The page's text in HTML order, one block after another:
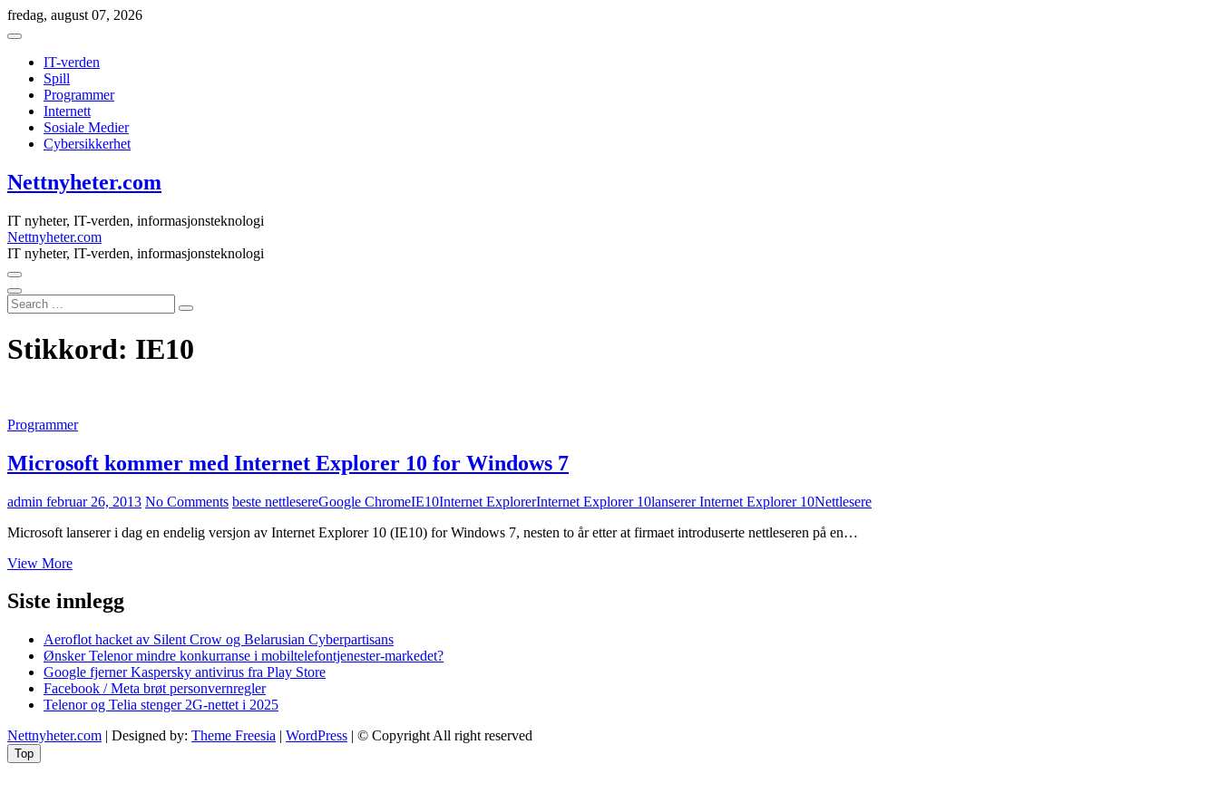
Skip
to
fredag, august 07, 2026
IT-verden
Spill
Programmer
Internett
Sosiale Medier
Cybersikkerhet
Nettnyheter.com
IT nyheter, IT-verden, informasjonsteknologi
Nettnyheter.com
IT nyheter, IT-verden, informasjonsteknologi
Search
…
Stikkord: IE10
Programmer
Microsoft kommer med Internet Explorer 10 for Windows 7
admin februar 26, 2013 No Comments beste nettlesereGoogle ChromeIE10Internet ExplorerInternet Explorer 10lanserer Internet Explorer 10Nettlesere
Microsoft lanserer i dag en endelig versjon av Internet Explorer 10 (IE10) for Windows 7, nesten to år etter at firmaet introduserte nettleseren på en…
View MoreMicrosoft
med
Internet
10
for
Windows
7
Siste innlegg
Aeroflot hacket av Silent Crow og Belarusian Cyberpartisans
Ønsker Telenor mindre konkurranse i mobiltelefontjenester-markedet?
Google fjerner Kaspersky antivirus fra Play Store
Facebook / Meta brøt personvernregler
Telenor og Telia stenger 2G-nettet i 2025
Nettnyheter.com | Designed by: Theme Freesia | WordPress | © Copyright All right reserved
Top